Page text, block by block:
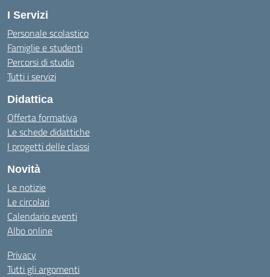
I Servizi
Personale scolastico
Famiglie e studenti
Percorsi di studio
Tutti i servizi
Didattica
Offerta formativa
Le schede didattiche
I progetti delle classi
Novità
Le notizie
Le circolari
Calendario eventi
Albo online
Privacy
Tutti gli argomenti